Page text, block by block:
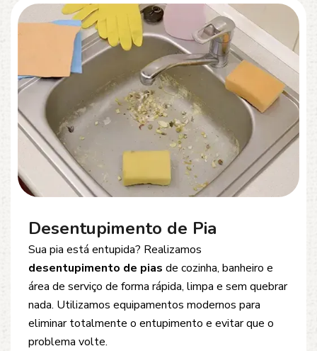
Desentupimento de Esgoto
Problemas comentupimento de esgoto
Oferecemos soluções rápidas e eficientes para
desobstrução de redes de esgoto, caixas de
inspeção e tubulações. Utilizamos equipamentos
modernos e técnicas seguras que garantem um
serviço limpo, ágil e sem danos à estrutura.